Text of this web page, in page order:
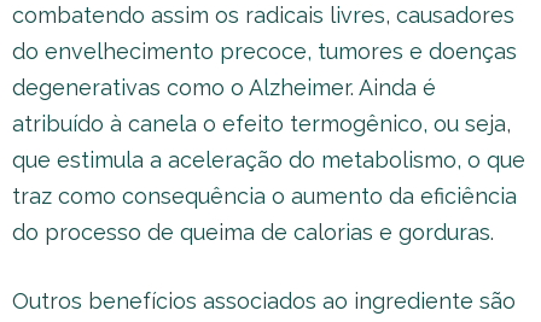
combatendo assim os radicais livres, causadores
do envelhecimento precoce, tumores e doenças
degenerativas como o Alzheimer. Ainda é
atribuído à canela o efeito termogênico, ou seja,
que estimula a aceleração do metabolismo, o que
traz como consequência o aumento da eficiência
do processo de queima de calorias e gorduras.
Outros benefícios associados ao ingrediente são